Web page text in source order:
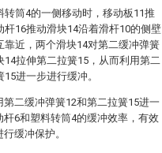
转筒4的一侧移动时，移动板11推
杆16推动滑块14沿着滑杆10的侧壁
靠近，两个滑块14对第二缓冲弹簧
14拉伸第二拉簧15，从而利用第二
进一步进行缓冲。
二缓冲弹簧12和第二拉簧15进一
6和塑料转筒4的缓冲效率，有效
缓冲保护。